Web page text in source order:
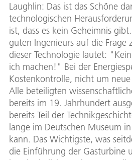
Laughlin: Das ist das Schöne
technologischen
ist, dass es kein Geheimnis
guten Ingenieurs auf die Frage
dieser Technologie lautet:
ich machen!" Bei der
Kostenkontrolle, nicht um
Alle beteiligten
bereits im 19. Jahrhundert
bereits Teil der
lange im Deutschen Museum
kann. Das Wichtigste, was
die Einführung der Gasturbine